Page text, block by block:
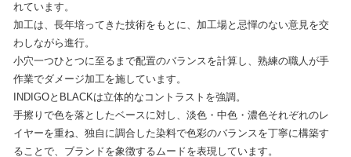
れています。
加工は、長年培ってきた技術をもとに、加工場と忌憚のない意見を交
わしながら進行。
小穴一つひとつに至るまで配置のバランスを計算し、熟練の職人が手
作業でダメージ加工を施しています。
INDIGOとBLACKは立体的なコントラストを強調。
手擦りで色を落としたベースに対し、淡色・中色・濃色それぞれのレ
イヤーを重ね、独自に調合した染料で色彩のバランスを丁寧に構築す
ることで、ブランドを象徴するムードを表現しています。